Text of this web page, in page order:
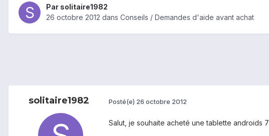
Par solitaire1982
26 octobre 2012 dans Conseils / Demandes d'aide avant achat
solitaire1982 Posté(e) 26 octobre 2012
Salut, je souhaite acheté une tablette androids